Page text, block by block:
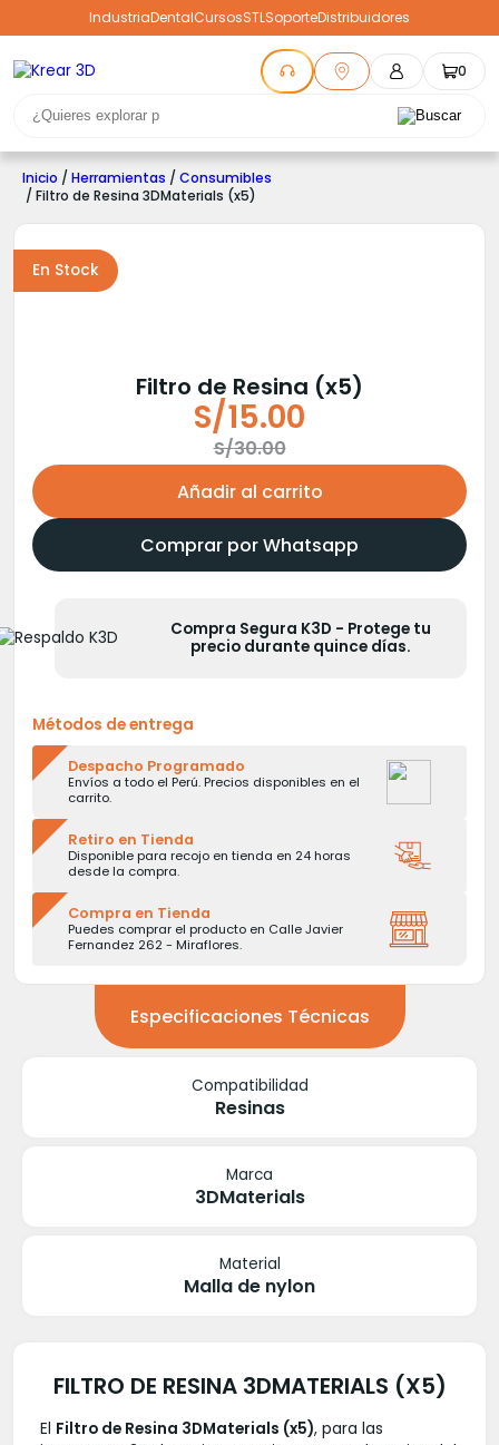
IndustriaDentalCursosSTLSoporteDistribuidores
0
Inicio / Herramientas / Consumibles
/ Filtro de Resina 3DMaterials (x5)
En Stock
Filtro de Resina (x5)
S/30.00
precio
original
era:
S/30.00.
S/15.00
precio
actual
es:
S/15.00.
Añadir al carrito
Comprar por Whatsapp
Compra Segura K3D - Protege tu
precio durante quince días.
Métodos de entrega
Despacho Programado
Envíos a todo el Perú. Precios disponibles en el
carrito.
Retiro en Tienda
Disponible para recojo en tienda en 24 horas
desde la compra.
Compra en Tienda
Puedes comprar el producto en Calle Javier
Fernandez 262 - Miraflores.
Especificaciones Técnicas
Compatibilidad
Resinas
Marca
3DMaterials
Material
Malla de nylon
FILTRO DE RESINA 3DMATERIALS (X5)
El Filtro de Resina 3DMaterials (x5), para las